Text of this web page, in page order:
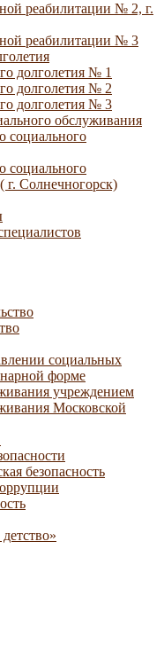
реабилитации № 2, г.
реабилитации № 3
долголетия № 1
долголетия № 2
долголетия № 3
обслуживания
социального
социального
Солнечногорск)
социальных
форме
учреждением
Московской
безопасность